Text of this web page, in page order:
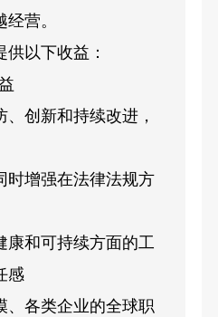
营。
以下收益：
创新和持续改进，
时增强在法律法规方
康和可持续方面的工
感
、各类企业的全球职